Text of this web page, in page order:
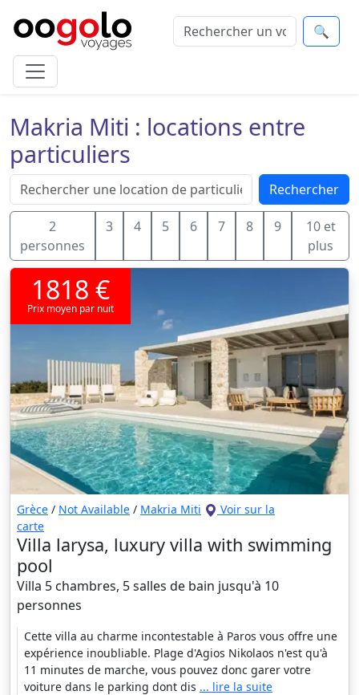
🔍
Makria Miti : locations entre
particuliers
Rechercher
2
personnes
3 4 5 6 7 8 9
10 et
plus
1818 €
Prix moyen par nuit
Grèce / Not Available / Makria Miti
Voir sur la
carte
Villa larysa, luxury villa with swimming
pool
Villa 5 chambres, 5 salles de bain jusqu'à 10
personnes
Cette villa au charme incontestable à Paros vous offre une
expérience inoubliable. Plage d'Agios Nikolaos n'est qu'à
11 minutes de marche, vous pouvez donc garer votre
voiture dans le parking dont dis ... lire la suite